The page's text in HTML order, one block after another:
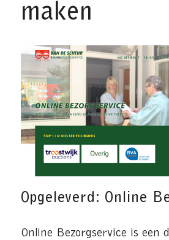
maken
Opgeleverd: Online
Online Bezorgservice is een